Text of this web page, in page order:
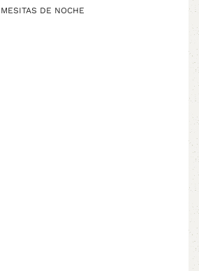
MESITAS DE NOCHE